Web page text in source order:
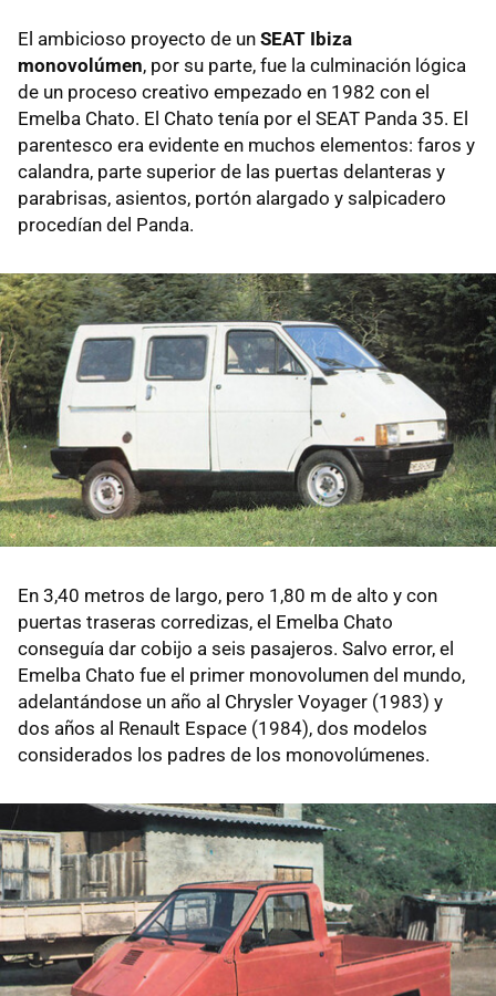
El ambicioso proyecto de un SEAT Ibiza
monovolúmen, por su parte, fue la culminación lógica
de un proceso creativo empezado en 1982 con el
Emelba Chato. El Chato tenía por el SEAT Panda 35. El
parentesco era evidente en muchos elementos: faros y
calandra, parte superior de las puertas delanteras y
parabrisas, asientos, portón alargado y salpicadero
procedían del Panda.
En 3,40 metros de largo, pero 1,80 m de alto y con
puertas traseras corredizas, el Emelba Chato
conseguía dar cobijo a seis pasajeros. Salvo error, el
Emelba Chato fue el primer monovolumen del mundo,
adelantándose un año al Chrysler Voyager (1983) y
dos años al Renault Espace (1984), dos modelos
considerados los padres de los monovolúmenes.